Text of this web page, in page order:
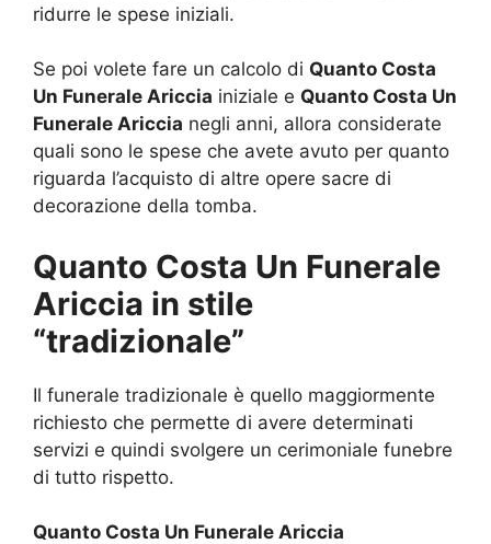
ridurre le spese iniziali.
Se poi volete fare un calcolo di Quanto Costa
Un Funerale Ariccia iniziale e Quanto Costa Un
Funerale Ariccia negli anni, allora considerate
quali sono le spese che avete avuto per quanto
riguarda l’acquisto di altre opere sacre di
decorazione della tomba.
Quanto Costa Un Funerale
Ariccia in stile
“tradizionale”
Il funerale tradizionale è quello maggiormente
richiesto che permette di avere determinati
servizi e quindi svolgere un cerimoniale funebre
di tutto rispetto.
Quanto Costa Un Funerale Ariccia